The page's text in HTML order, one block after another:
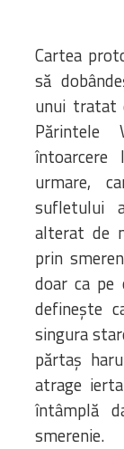
RISORSE
Cartea
să
unui tratat
Părintele
întoarcere
urmare,
sufletului
alterat de
prin
doar ca
definește
singura
părtaș
atrage
întâmplă
smerenie.